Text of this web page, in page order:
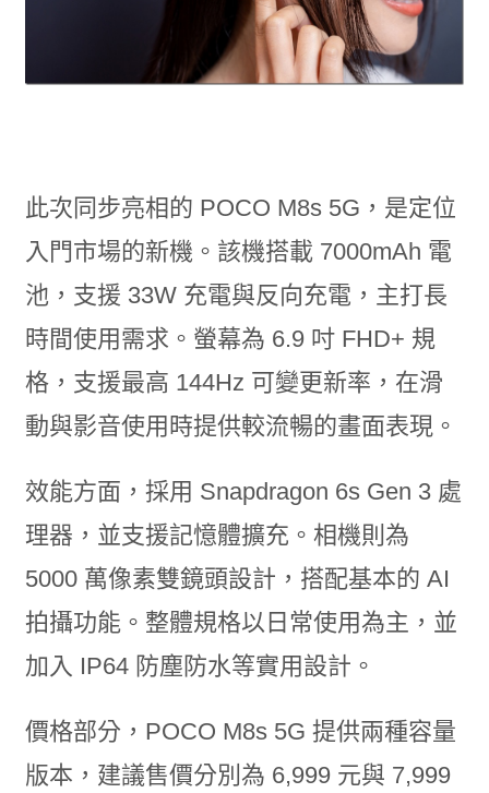
此次同步亮相的 POCO M8s 5G，是定位
入門市場的新機。該機搭載 7000mAh 電
池，支援 33W 充電與反向充電，主打長
時間使用需求。螢幕為 6.9 吋 FHD+ 規
格，支援最高 144Hz 可變更新率，在滑
動與影音使用時提供較流暢的畫面表現。
效能方面，採用 Snapdragon 6s Gen 3 處
理器，並支援記憶體擴充。相機則為
5000 萬像素雙鏡頭設計，搭配基本的 AI
拍攝功能。整體規格以日常使用為主，並
加入 IP64 防塵防水等實用設計。
價格部分，POCO M8s 5G 提供兩種容量
版本，建議售價分別為 6,999 元與 7,999